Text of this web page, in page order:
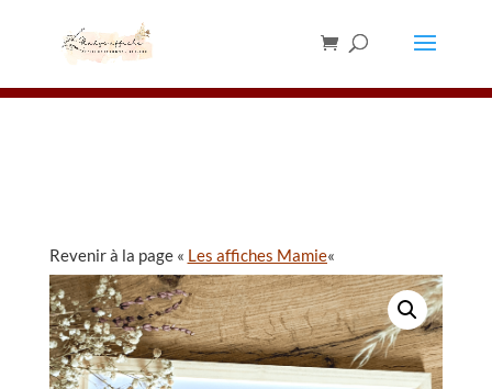
Les chevalets sont en rupture de stock,
merci de ne pas en commander pour le
Revenir à la page « Les affiches Mamie«